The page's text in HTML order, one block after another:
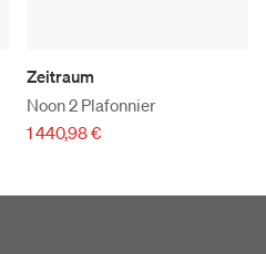
Zeitraum
Noon 2 Plafonnier
1 440,98 €